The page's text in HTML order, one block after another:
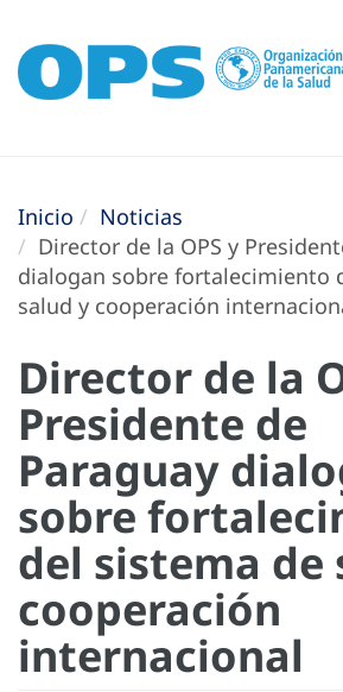
Inicio
Noticias
Director de la OPS y
dialogan sobre fortalecimiento
salud y cooperación
Director de la
Presidente de
Paraguay
sobre
del sistema de
cooperación
internacional